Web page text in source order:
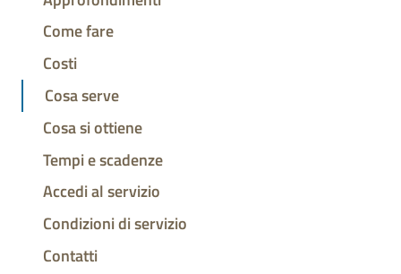
Come fare
Costi
Cosa serve
Cosa si ottiene
Tempi e scadenze
Accedi al servizio
Condizioni di servizio
Contatti